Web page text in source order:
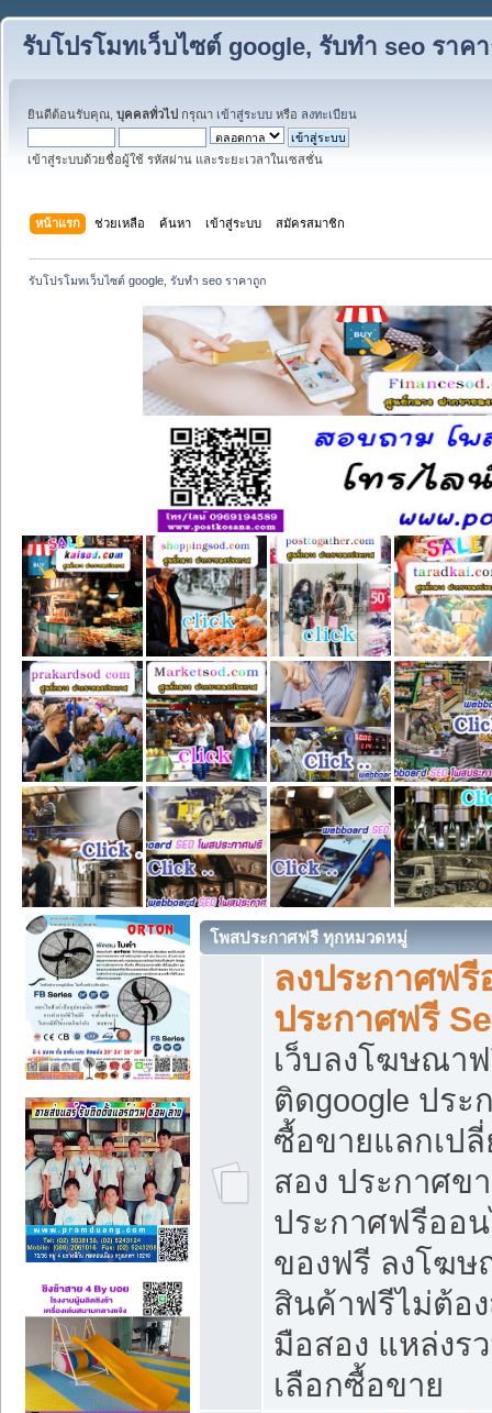
รับโปรโมทเว็บไซต์ google, รับทำ seo ราค
ยินดีต้อนรับคุณ, บุคคลทั่วไป กรุณา เข้าสู่ระบบ หรือ ลงทะเบียน
เข้าสู่ระบบด้วยชื่อผู้ใช้ รหัสผ่าน และระยะเวลาในเซสชั่น
หน้าแรก ช่วยเหลือ ค้นหา เข้าสู่ระบบ สมัครสมาชิก
รับโปรโมทเว็บไซต์ google, รับทำ seo ราคาถูก
โพสประกาศฟรี ทุกหมวดหมู่
ลงประกาศฟ
ประกาศฟรี
เว็บลงโฆษณา
ติดgoogle ปร
ซื้อขายแลกเป
สอง ประกาศข
ประกาศฟรีออ
ของฟรี ลงโฆ
สินค้าฟรีไม่ต้อ
มือสอง แหล่งร
เลือกซื้อขาย